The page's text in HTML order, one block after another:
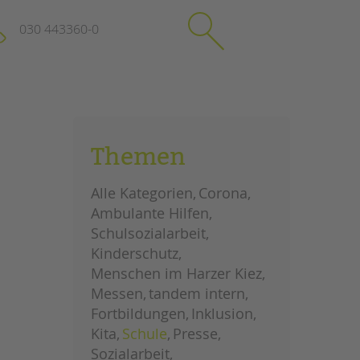
Impressum
Datenschutz
Hinweisgebersystem
Intranet
schließen
030 443360-0
SuchenThemen
Alle Kategorien Corona
Ambulante Hilfen
Schulsozialarbeit
Kinderschutz
Menschen im Harzer Kiez
Messen tandem intern
Fortbildungen Inklusion
Kita Schule Presse
Sozialarbeit